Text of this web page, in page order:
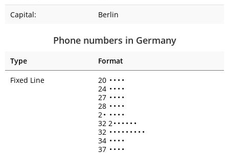
Capital:
Berlin
Phone numbers in Germany
Type
Format
Fixed Line
20 • • • •
24 • • • •
27 • • • •
28 • • • •
2• • • • •
32 2• • • • • •
32 • • • • • • • • •
34 • • • •
37 • • • •